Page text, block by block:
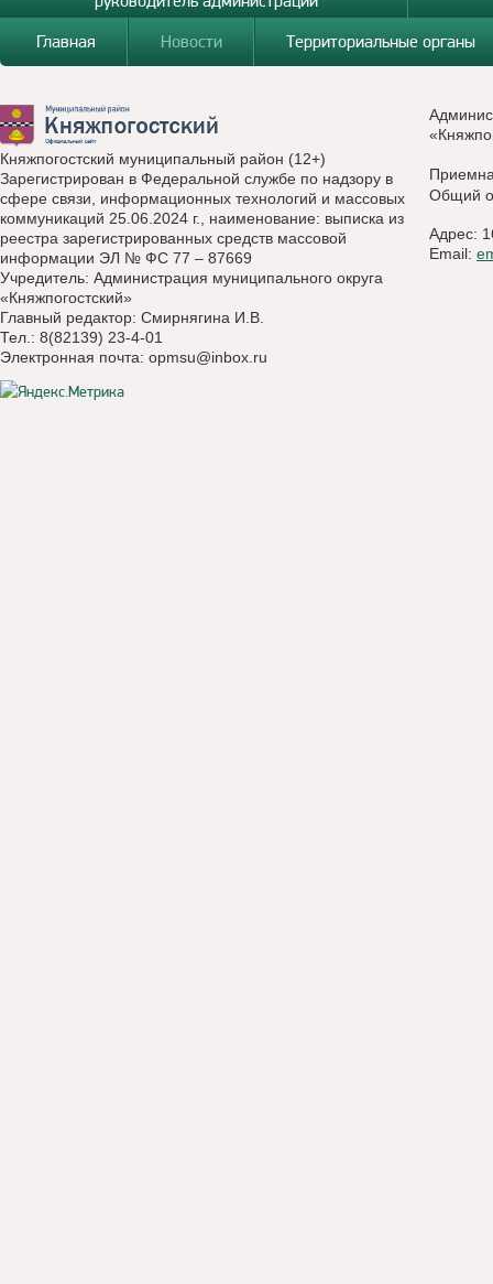
Главная
Новости Территориальные органы
Княжпогостский муниципальный район (12+)
Зарегистрирован в Федеральной службе по надзору в
сфере связи, информационных технологий и массовых
коммуникаций 25.06.2024 г., наименование: выписка из
реестра зарегистрированных средств массовой
информации ЭЛ № ФС 77 – 87669
Учредитель: Администрация муниципального округа
«Княжпогостский»
Главный редактор: Смирнягина И.В.
Тел.: 8(82139) 23-4-01
Электронная почта: opmsu@inbox.ru
Общий
Адрес:
Email: